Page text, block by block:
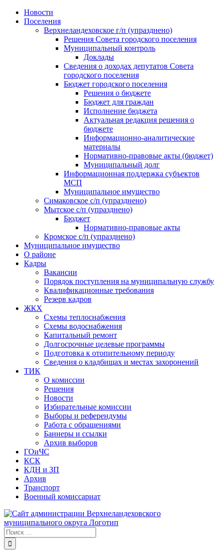
Skip
Новости
Поселения
Верхнеландеховское г/п (упразднено)
Решения Совета городского поселения
Муниципальный контроль
Доклады
Сведения о доходах депутатов Совета
городского поселения
Бюджет городского поселения
Решения о бюджете
Бюджет для граждан
Исполнение бюджета
Актуальная редакция решения о
бюджете
Информационно-аналитические
материалы
Нормативно-правовые акты (бюджет)
Муниципальный долг
Информационная поддержка субъектов
МСП
Муниципальное имущество
Симаковское с/п (упразднено)
Мытское с/п (упразднено)
Бюджет
Нормативно-правовые акты
Кромское с/п (упразднено)
Муниципальное имущество
О районе
Кадры
Вакансии
Порядок поступления на муниципальную службу
Квалификационные требования
Резерв кадров
ЖКХ
Схемы теплоснабжения
Схемы водоснабжения
Капитальный ремонт
Долгосрочные целевые программы
Подготовка к отопительному периоду
Сведения о кладбищах и местах захоронений
ТИК
О комиссии
Решения
Новости
Избирательные комиссии
Выборы и референдумы
Работа с обращениями
Баннеры и ссылки
Архив выборов
ГОиЧС
КСК
КДН и ЗП
Архив
Транспорт
Военный комиссариат
Результат
поиска: